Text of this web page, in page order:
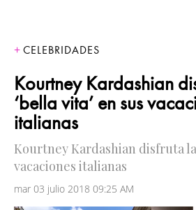
CELEBRIDADES
Kourtney Kardashian
‘bella vita’ en sus
italianas
Kourtney Kardashian disfruta la
vacaciones italianas
mar 03 julio 2018 09:25 AM